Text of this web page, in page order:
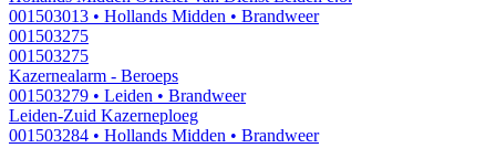
001503013 • Hollands Midden • Brandweer
001503275
001503275
Kazernealarm - Beroeps
001503279 • Leiden • Brandweer
Leiden-Zuid Kazerneploeg
001503284 • Hollands Midden • Brandweer